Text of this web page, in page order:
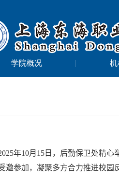
学院概况 机
年10月 15日，后勤保卫处精心
邀参加，凝聚多方合力推进校园